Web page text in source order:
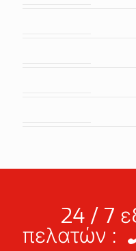
24 / 7
πελατών :